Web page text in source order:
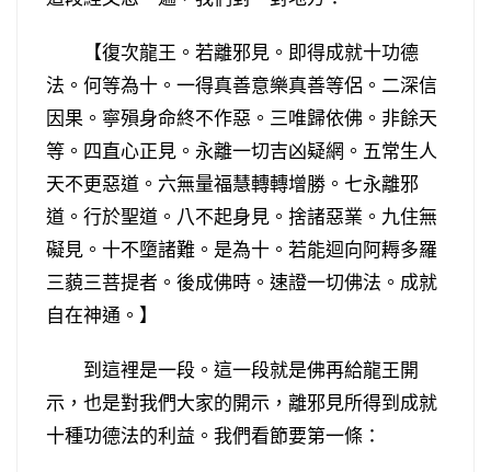
【復次龍王。若離邪見。即得成就十功德
法。何等為十。一得真善意樂真善等侶。二深信
因果。寧殞身命終不作惡。三唯歸依佛。非餘天
等。四直心正見。永離一切吉凶疑網。五常生人
天不更惡道。六無量福慧轉轉增勝。七永離邪
道。行於聖道。八不起身見。捨諸惡業。九住無
礙見。十不墮諸難。是為十。若能迴向阿耨多羅
三藐三菩提者。後成佛時。速證一切佛法。成就
自在神通。】
到這裡是一段。這一段就是佛再給龍王開
示，也是對我們大家的開示，離邪見所得到成就
十種功德法的利益。我們看節要第一條：